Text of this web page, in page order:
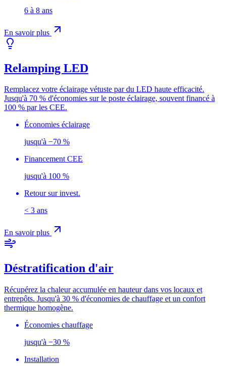
6 à 8 ans
En savoir plus
Relamping LED
Remplacez votre éclairage vétuste par du LED haute efficacité.
Jusqu'à 70 % d'économies sur le poste éclairage, souvent financé à
100 % par les CEE.
Économies éclairage
jusqu'à −70 %
Financement CEE
jusqu'à 100 %
Retour sur invest.
< 3 ans
En savoir plus
Déstratification d'air
Récupérez la chaleur accumulée en hauteur dans vos locaux et
entrepôts. Jusqu'à 30 % d'économies de chauffage et un confort
thermique homogène.
Économies chauffage
jusqu'à −30 %
Installation